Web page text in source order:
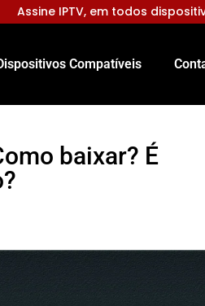
Assine IPTV, em todos
Compatíveis
baixar? É